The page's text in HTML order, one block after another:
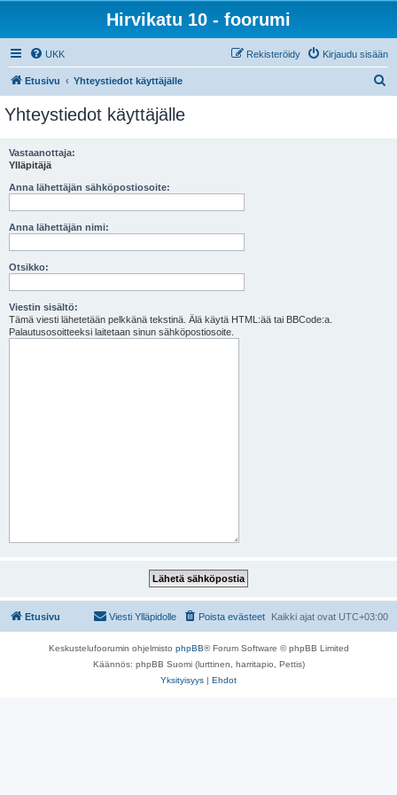
Hirvikatu 10 - foorumi
UKK Kirjaudu sisään
Rekisteröidy
Etusivu Yhteystiedot käyttäjälle
Yhteystiedot käyttäjälle
Vastaanottaja:
Ylläpitäjä
Anna lähettäjän sähköpostiosoite:
Anna lähettäjän nimi:
Otsikko:
Viestin sisältö:
Tämä viesti lähetetään pelkkänä tekstinä. Älä käytä HTML:ää tai BBCode:a.
Palautusosoitteeksi laitetaan sinun sähköpostiosoite.
Etusivu Kaikki ajat ovat UTC+03:00
Poista evästeet
Viesti Ylläpidolle
Keskustelufoorumin ohjelmisto phpBB® Forum Software © phpBB Limited
Käännös: phpBB Suomi (lurttinen, harritapio, Pettis)
Yksityisyys | Ehdot